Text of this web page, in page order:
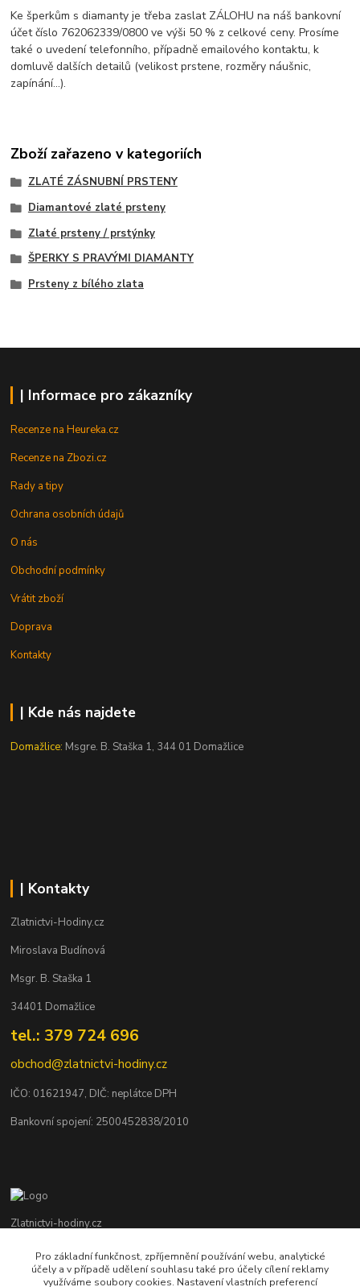
Ke šperkům s diamanty je třeba zaslat ZÁLOHU na náš bankovní
účet číslo 762062339/0800 ve výši 50 % z celkové ceny. Prosíme
také o uvedení telefonního, případně emailového kontaktu, k
domluvě dalších detailů (velikost prstene, rozměry náušnic,
zapínání...).
Zboží zařazeno v kategoriích
ZLATÉ ZÁSNUBNÍ PRSTENY
Diamantové zlaté prsteny
Zlaté prsteny / prstýnky
ŠPERKY S PRAVÝMI DIAMANTY
Prsteny z bílého zlata
| Informace pro zákazníky
Recenze na Heureka.cz
Recenze na Zbozi.cz
Rady a tipy
Ochrana osobních údajů
O nás
Obchodní podmínky
Vrátit zboží
Doprava
Kontakty
| Kde nás najdete
Domažlice: Msgre. B. Staška 1, 344 01 Domažlice
| Kontakty
Zlatnictvi-Hodiny.cz
Miroslava Budínová
Msgr. B. Staška 1
34401 Domažlice
tel.: 379 724 696
obchod@zlatnictvi-hodiny.cz
IČO: 01621947, DIČ: neplátce DPH
Bankovní spojení: 2500452838/2010
Zlatnictvi-hodiny.cz
+420 379 492 545
Po - Pá: 9,00 - 17,00 hod., So: 9,00 - 11,30 hod.
Pro základní funkčnost, zpříjemnění používání webu, analytické
účely a v případě udělení souhlasu také pro účely cílení reklamy
využíváme soubory cookies. Nastavení vlastních preferencí